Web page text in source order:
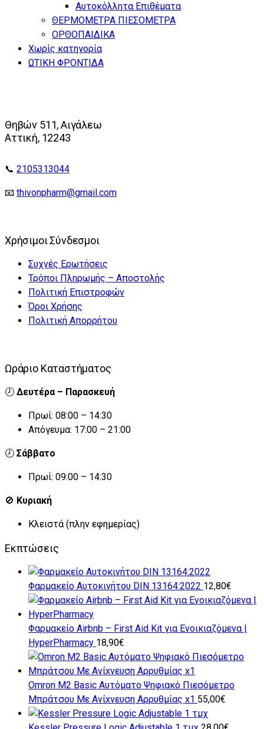
Αυτοκόλλητα Επιθέματα
ΘΕΡΜΟΜΕΤΡΑ ΠΙΕΣΟΜΕΤΡΑ
ΟΡΘΟΠΑΙΔΙΚΑ
Χωρίς κατηγορία
ΩΤΙΚΗ ΦΡΟΝΤΙΔΑ
Θηβών 511, Αιγάλεω
Αττική, 12243
📞 2105313044
📧 thivonpharm@gmail.com
Χρήσιμοι Σύνδεσμοι
Συχνές Ερωτήσεις
Τρόποι Πληρωμής – Αποστολής
Πολιτική Επιστροφών
Όροι Χρήσης
Πολιτική Απορρήτου
Ωράριο Καταστήματος
🕗 Δευτέρα – Παρασκευή
Πρωί: 08:00 – 14:30
Απόγευμα: 17:00 – 21:00
🕗 Σάββατο
Πρωί: 09:00 – 14:30
🚫 Κυριακή
Κλειστά (πλην εφημερίας)
Εκπτώσεις
Φαρμακείο Αυτοκινήτου DIN 13164:2022 12,80€
Φαρμακείο Airbnb – First Aid Kit για Ενοικιαζόμενα |
HyperPharmacy 18,90€
Omron M2 Basic Αυτόματο Ψηφιακό Πιεσόμετρο
Μπράτσου Με Ανίxνευση Αρρυθμίας x1 55,00€